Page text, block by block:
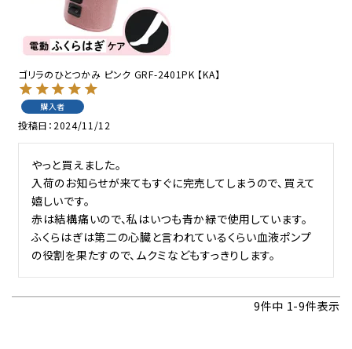
ゴリラのひとつかみ ピンク GRF-2401PK 【KA】
購入者
投稿日 2024/11/12
やっと買えました。
入荷のお知らせが来てもすぐに完売してしまうので、買えて
嬉しいです。
赤は結構痛いので、私はいつも青か緑で使用しています。
ふくらはぎは第二の心臓と言われているくらい血液ポンプ
の役割を果たすので、ムクミなどもすっきりします。
9件中 1-9件表示